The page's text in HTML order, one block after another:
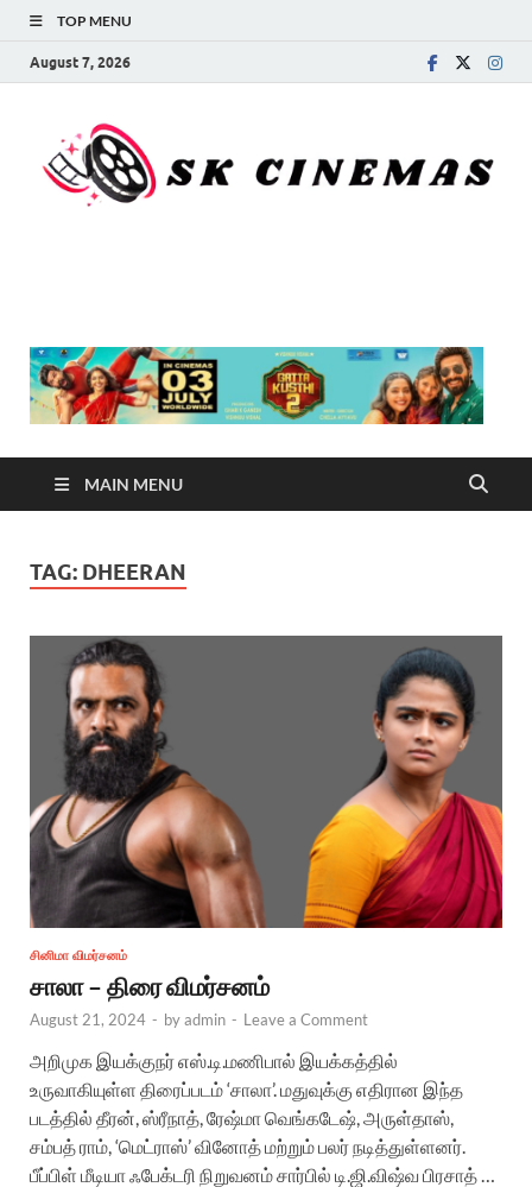
TOP MENU
August 7, 2026
MAIN MENU
TAG: DHEERAN
சினிமா விமர்சனம்
சாலா – திரை விமர்சனம்
August 21, 2024 - byadmin - Leave a Comment
அறிமுக இயக்குநர் எஸ்.டி.மணிபால் இயக்கத்தில்
உருவாகியுள்ள திரைப்படம் ‘சாலா’. மதுவுக்கு எதிரான இந்த
படத்தில் தீரன், ஸ்ரீநாத், ரேஷ்மா வெங்கடேஷ், அருள்தாஸ்,
சம்பத் ராம், ‘மெட்ராஸ்’ வினோத் மற்றும் பலர் நடித்துள்ளனர்.
பீப்பிள் மீடியா ஃபேக்டரி நிறுவனம் சார்பில் டி.ஜி.விஷ்வ பிரசாத் …